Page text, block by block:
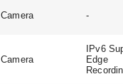
Camera -
Camera
IPv6
Edge